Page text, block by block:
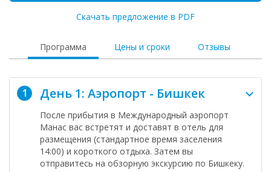
Скачать предложение в PDF
Программа Цены и сроки Отзывы
День 1: Аэропорт - Бишкек
1
После прибытия в Международный аэропорт
Манас вас встретят и доставят в отель для
размещения (стандартное время заселения
14:00) и короткого отдыха. Затем вы
отправитесь на обзорную экскурсию по Бишкеку.